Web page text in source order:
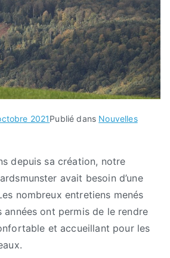
2021Publié dans Nouvelles
depuis sa création, notre
avait besoin d’une
nombreux entretiens menés
ont permis de le rendre
et accueillant pour les